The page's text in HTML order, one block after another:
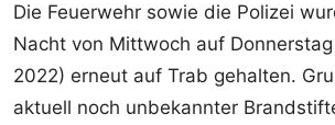
Die Feuerwehr sowie die Polizei
Nacht von Mittwoch auf
2022) erneut auf Trab gehalten.
aktuell noch unbekannter